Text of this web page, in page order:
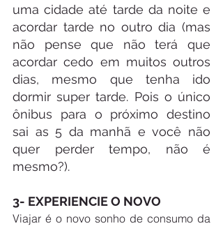
uma cidade até tarde da noite e
acordar tarde no outro dia (mas
não pense que não terá que
acordar cedo em muitos outros
dias, mesmo que tenha ido
dormir super tarde. Pois o único
ônibus para o próximo destino
sai as 5 da manhã e você não
quer perder tempo, não é
mesmo?).
3- EXPERIENCIE O NOVO
Viajar é o novo sonho de consumo da